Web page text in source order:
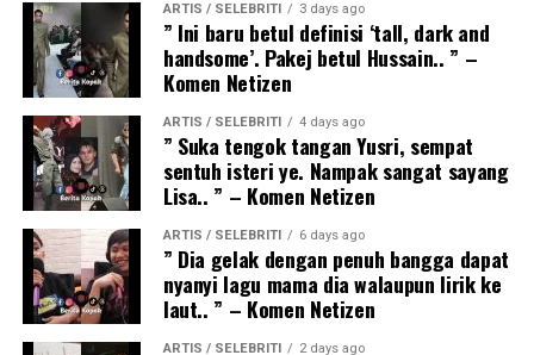
ARTIS / SELEBRITI 3 days ago
” Ini baru betul definisi ‘tall, dark and
handsome’. Pakej betul Hussain.. ” –
Komen Netizen
ARTIS / SELEBRITI 4 days ago
” Suka tengok tangan Yusri, sempat
sentuh isteri ye. Nampak sangat sayang
Lisa.. ” – Komen Netizen
ARTIS / SELEBRITI 6 days ago
” Dia gelak dengan penuh bangga dapat
nyanyi lagu mama dia walaupun lirik ke
laut.. ” – Komen Netizen
ARTIS / SELEBRITI 2 days ago